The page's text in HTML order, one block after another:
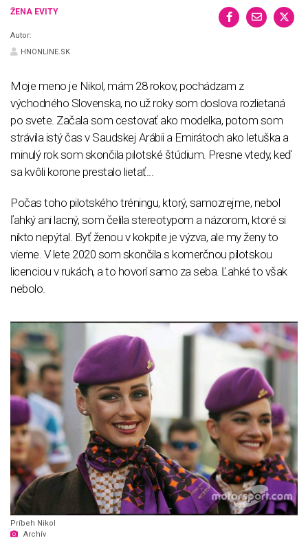
ŽENA EVITY
Autor:
HNONLINE.SK
Moje meno je Nikol, mám 28 rokov, pochádzam z
východného Slovenska, no už roky som doslova rozlietaná
po svete. Začala som cestovať ako modelka, potom som
strávila istý čas v Saudskej Arábii a Emirátoch ako letuška a
minulý rok som skončila pilotské štúdium. Presne vtedy, keď
sa kvôli korone prestalo lietať...
Počas toho pilotského tréningu, ktorý, samozrejme, nebol
ľahký ani lacný, som čelila stereotypom a názorom, ktoré si
nikto nepýtal. Byť ženou v kokpite je výzva, ale my ženy to
vieme. V lete 2020 som skončila s komerčnou pilotskou
licenciou v rukách, a to hovorí samo za seba. Ľahké to však
nebolo.
Príbeh Nikol
Archív